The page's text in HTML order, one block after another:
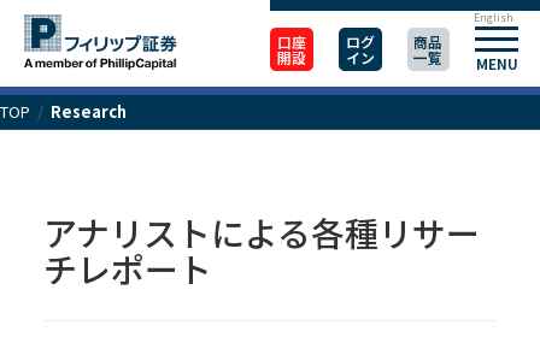
口座
開設
ログ
イン
商品
一覧 MENU
English
TOP / Research
アナリストによる各種リサー
チレポート